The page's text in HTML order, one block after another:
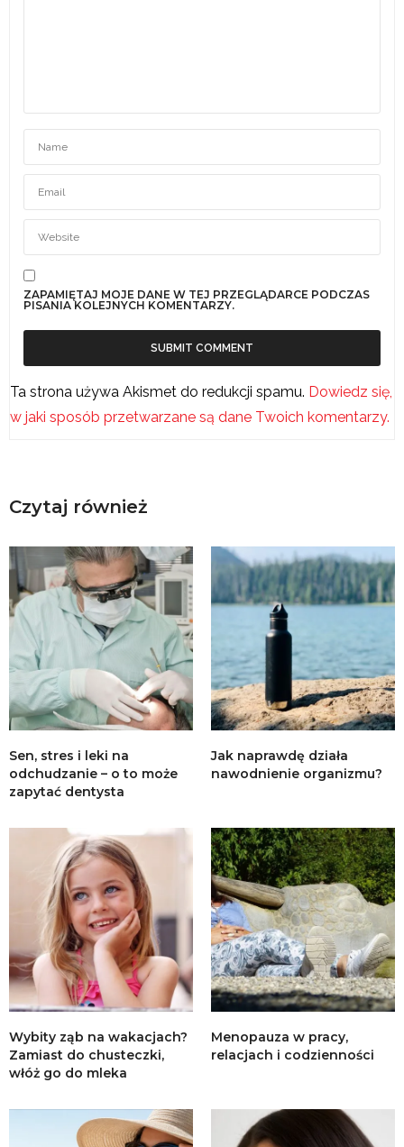
ZAPAMIĘTAJ MOJE DANE W TEJ PRZEGLĄDARCE PODCZAS
PISANIA KOLEJNYCH KOMENTARZY.
Ta strona używa Akismet do redukcji spamu. Dowiedz się,
w jaki sposób przetwarzane są dane Twoich komentarzy.
Czytaj również
Sen, stres i leki na
odchudzanie – o to może
zapytać dentysta
Jak naprawdę działa
nawodnienie organizmu?
Wybity ząb na wakacjach?
Zamiast do chusteczki,
włóż go do mleka
Menopauza w pracy,
relacjach i codzienności